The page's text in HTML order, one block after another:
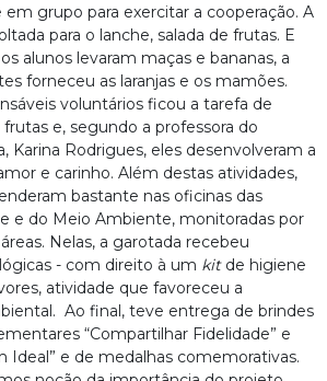
grupo para exercitar a cooperação. A
para o lanche, salada de frutas. E
alunos levaram maças e bananas, a
forneceu as laranjas e os mamões.
voluntários ficou a tarefa de
e, segundo a professora do
Karina Rodrigues, eles desenvolveram a
e carinho. Além destas atividades,
bastante nas oficinas das
e do Meio Ambiente, monitoradas por
Nelas, a garotada recebeu
- com direito à um kitde higiene
atividade que favoreceu a
Ao final, teve entrega de brindes
“Compartilhar Fidelidade” e
Ideal” e de medalhas comemorativas.